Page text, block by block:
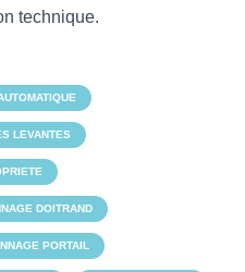
technique.
LEVANTES
DOITRAND
PORTAIL